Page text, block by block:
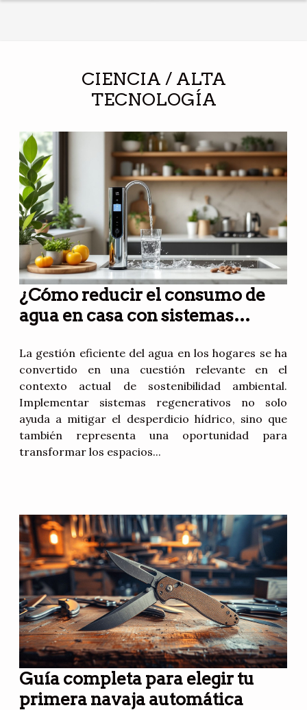
Mazagatos a
sus 48 años ?
CIENCIA / ALTA
TECNOLOGÍA
¿Cómo reducir el consumo de
agua en casa con sistemas
La gestión eficiente del agua en los hogares se ha
convertido en una cuestión relevante en el
contexto actual de sostenibilidad ambiental.
Implementar sistemas regenerativos no solo
ayuda a mitigar el desperdicio hídrico, sino que
también representa una oportunidad para
transformar los espacios...
Guía completa para elegir tu
primera navaja automática